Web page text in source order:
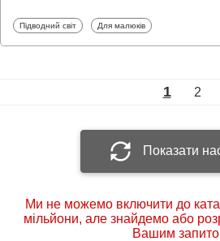
Фотошпалери
Підводний світ Фотошпалери
Для малюків
1 2
Показати
Ми не можемо включити до
мільйони, але знайдемо або
Вашим